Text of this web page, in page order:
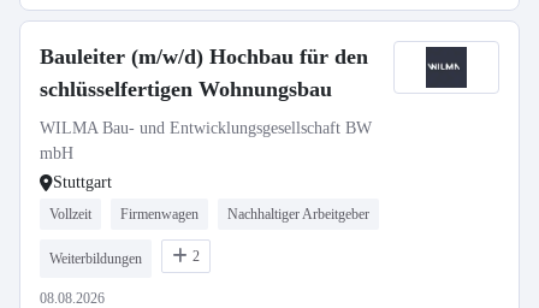
Bauleiter (m/w/d) Hochbau für den
schlüsselfertigen Wohnungsbau
WILMA Bau- und Entwicklungsgesellschaft BW
mbH
Stuttgart
Vollzeit Firmenwagen Nachhaltiger Arbeitgeber
Weiterbildungen 2
08.08.2026